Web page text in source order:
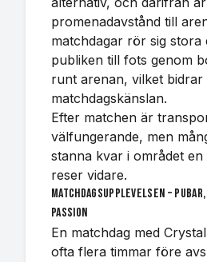
promenadavstånd till
matchdagar rör sig stora
publiken till fots genom
runt arenan, vilket bidrar
matchdagskänslan.
Efter matchen är
välfungerande, men
stanna kvar i området en
reser vidare.
Matchdagsupplevelsen –
passion
En matchdag med
ofta flera timmar före